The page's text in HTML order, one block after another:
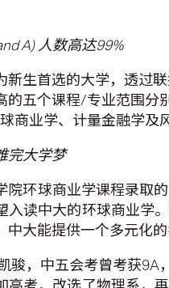
A) 人数高达99%
新生首选的大学，透过
的五个课程/专业范围分
商业学、计量金融学及
完大学梦
院环球商业学课程录取
入读中大的环球商业学
中大能提供一个多元化
骏，中五会考曾考获